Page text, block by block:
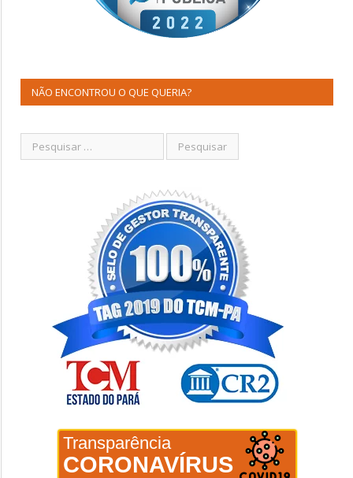
NÃO ENCONTROU O QUE QUERIA?
Transparência
CORONAVÍRUS